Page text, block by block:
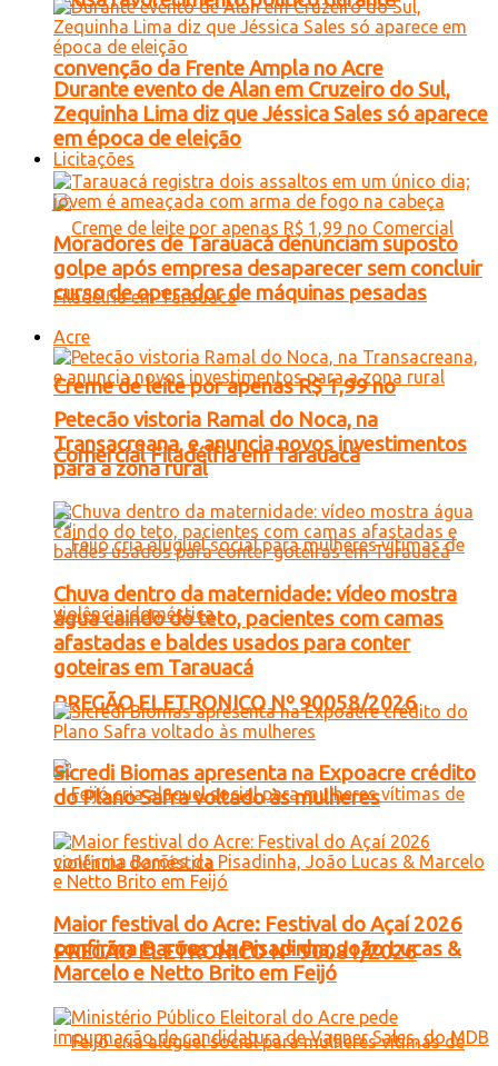
convenção da Frente Ampla no Acre
Licitações
Creme de leite por apenas R$ 1,99 no
Comercial Filadélfia em Tarauacá
PREGÃO ELETRONICO Nº 90058/2026
PREGÃO ELETRONICO Nº 90081/2026
Durante evento de Alan em Cruzeiro do Sul,
Zequinha Lima diz que Jéssica Sales só aparece
em época de eleição
Moradores de Tarauacá denunciam suposto
golpe após empresa desaparecer sem concluir
curso de operador de máquinas pesadas
Acre
Petecão vistoria Ramal do Noca, na
Transacreana, e anuncia novos investimentos
para a zona rural
Chuva dentro da maternidade: vídeo mostra
água caindo do teto, pacientes com camas
afastadas e baldes usados para conter
goteiras em Tarauacá
Sicredi Biomas apresenta na Expoacre crédito
do Plano Safra voltado às mulheres
Maior festival do Acre: Festival do Açaí 2026
confirma Barões da Pisadinha, João Lucas &
Marcelo e Netto Brito em Feijó